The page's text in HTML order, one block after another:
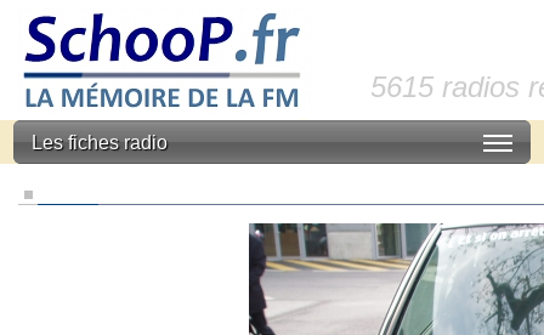
5615 radios
Les fiches radio